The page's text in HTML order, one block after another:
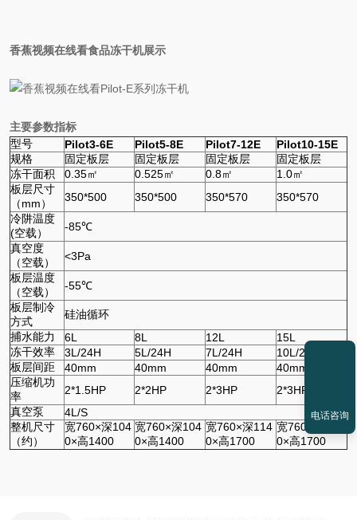
香蕉视频在线看食品冻干机展示
主要参数指标
型号
Pilot3-6E Pilot5-8E Pilot7-12E
Pilot10-15E
规格
固定板层 固定板层 固定板层
固定板层
冻干面积
0.35㎡ 0.525㎡ 0.8㎡
1.0㎡
板层尺寸
（mm）
350*500 350*500 350*570
350*570
冷阱温度
(空载）
-85℃
真空度
（空载）
<3Pa
板层温度
（空载）
-55℃
板层制冷
方式
硅油循环
捕水能力
6L 8L 12L
15L
冻干效率
3L/24H 5L/24H 7L/24H
10L/24H
板层间距
40mm 40mm 40mm
40mm
压缩机功
率
2*1.5HP 2*2HP 2*3HP
2*3HP
真空泵
4L/S
整机尺寸
（约）
宽760×深104
0×高1400
宽760×深104
0×高1400
宽760×深114
0×高1700
宽760×深114
0×高1700
电话咨询